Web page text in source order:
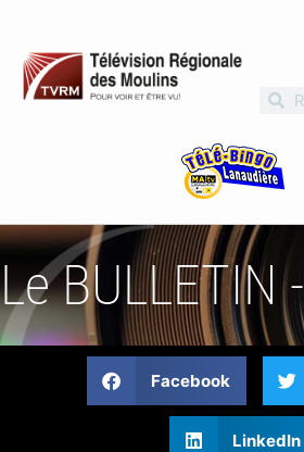
Le BULLETIN -
Facebook
LinkedIn